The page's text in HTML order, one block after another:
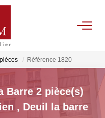
Référence 1820
Barre 2 pièce(s)
, Deuil la barre